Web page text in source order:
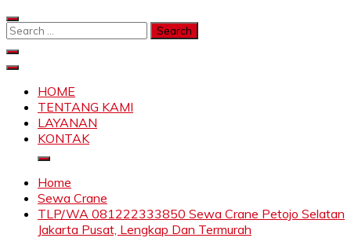
Skip
to
Search
SKYLIFTHOME
TENTANG KAMI
LAYANAN
KONTAK
Home
Sewa Crane
TLP/WA 081222333850 Sewa Crane Petojo Selatan
Jakarta Pusat, Lengkap Dan Termurah